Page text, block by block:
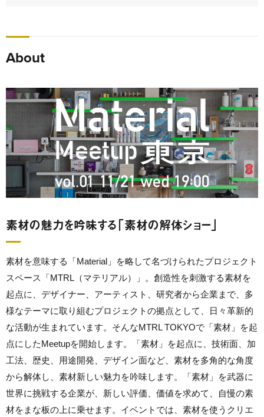
About
素材の魅力を吟味する「素材の解体ショー」
素材を意味する「Material」を略して名づけられたプロジェクト
スペース「MTRL（マテリアル）」。創造性を刺激する素材を
起点に、デザイナー、アーティスト、研究者から企業まで、多
様なテーマに取り組むプロジェクトの拠点として、日々革新的
な活動が生まれています。そんなMTRL TOKYOで「素材」を起
点にしたMeetupを開始します。「素材」を起点に、技術面、加
工法、歴史、用途開発、デザイン面など、素材を多角的な角度
から解体し、素材新しい魅力を吟味します。「素材」を武器に
世界に挑戦する企業が、新しい評価、価値を求めて、自慢の素
材をまな板の上に乗せます。イベントでは、素材を使うクリエ